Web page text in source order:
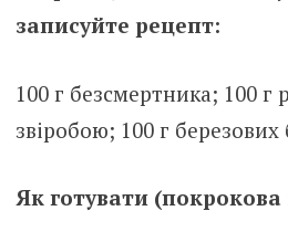
записуйте рецепт:
100 г безсмертника; 100 г
звіробою; 100 г березових
Як готувати (покрокова